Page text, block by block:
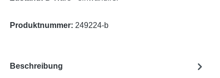
Produktnummer: 249224-b
Beschreibung